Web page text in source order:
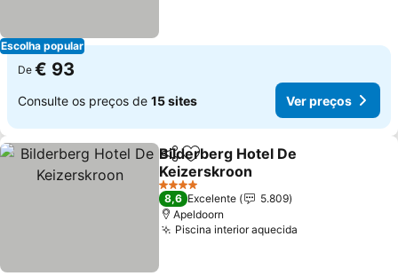
Escolha popular
De € 93
Consulte os preços de 15 sites Ver preços
PartilharAdicionar aos favoritos
Bilderberg Hotel De
Keizerskroon
Ver preços
4 Estrelas
8,6 Excelente
5.809
Apeldoorn
Piscina interior aquecida